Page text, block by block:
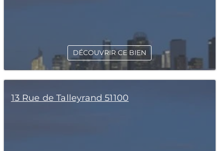
DÉCOUVRIR CE BIEN
13 Rue de Talleyrand 51100